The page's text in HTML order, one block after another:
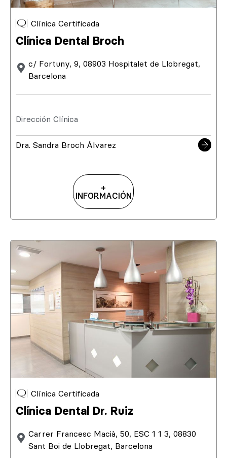
Clínica Certificada
Clínica Dental Broch
c/ Fortuny, 9, 08903 Hospitalet de Llobregat,
Barcelona
Dirección Clínica
Dra. Sandra Broch Álvarez
+
INFORMACIÓN
Clínica Certificada
Clínica Dental Dr. Ruiz
Carrer Francesc Macià, 50, ESC 1 1 3, 08830
Sant Boi de Llobregat, Barcelona